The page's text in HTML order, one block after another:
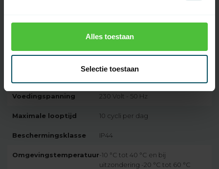
Alles toestaan
Selectie toestaan
wit 4-aderig (VVF) snoer, lengte 3
Voedingspanning 230 Volt - 50 Hz
Maximale looptijd 10 cycli per dag
Beschermingsklasse IP44
Omgevingstemperatuur-10 °C tot 40 °C en bij
uitzondering -20 °C tot 60 °C